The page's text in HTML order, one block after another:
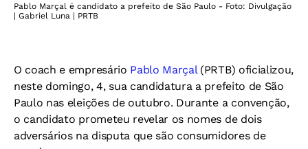
Pablo Marçal é candidato a prefeito de São Paulo - Foto: Divulgação
| Gabriel Luna | PRTB
O coach e empresário Pablo Marçal (PRTB) oficializou,
neste domingo, 4, sua candidatura a prefeito de São
Paulo nas eleições de outubro. Durante a convenção,
o candidato prometeu revelar os nomes de dois
adversários na disputa que são consumidores de